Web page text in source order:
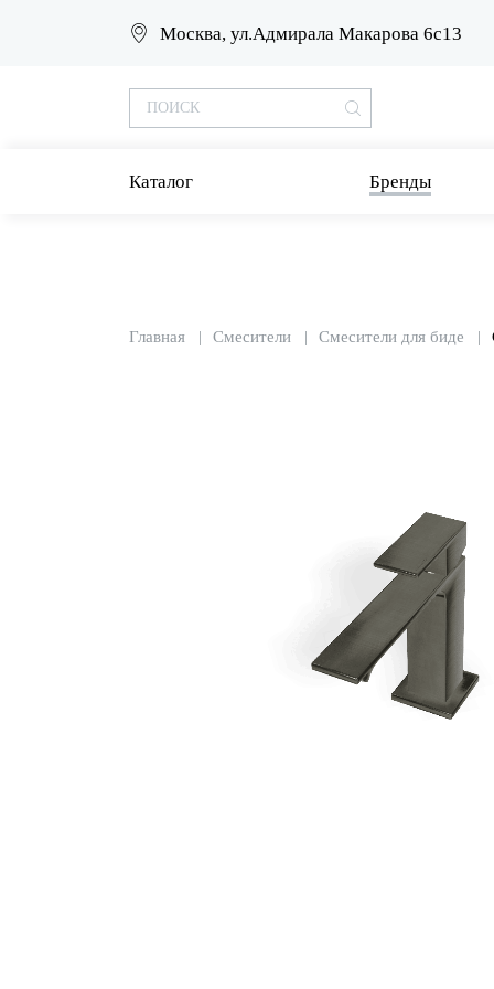
Москва, ул.Адмирала Макарова 6с13
Каталог Бренды
Главная Смесители Смесители для биде